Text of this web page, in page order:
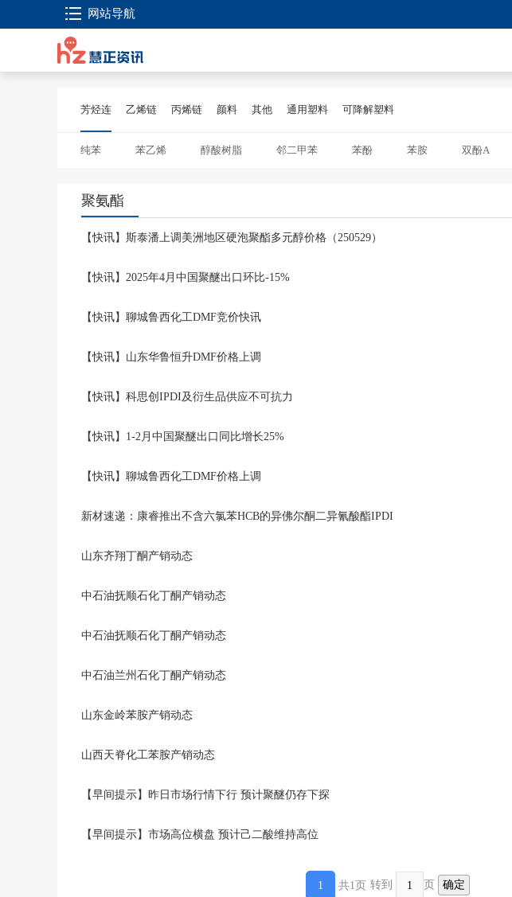
网站导航
芳烃连 乙烯链 丙烯链 颜料 其他 通用塑料 可降解塑料
纯苯 苯乙烯 醇酸树脂 邻二甲苯 苯酚 苯胺 双酚A
聚氨酯
【快讯】斯泰潘上调美洲地区硬泡聚酯多元醇价格（250529）
【快讯】2025年4月中国聚醚出口环比-15%
【快讯】聊城鲁西化工DMF竞价快讯
【快讯】山东华鲁恒升DMF价格上调
【快讯】科思创IPDI及衍生品供应不可抗力
【快讯】1-2月中国聚醚出口同比增长25%
【快讯】聊城鲁西化工DMF价格上调
新材速递：康睿推出不含六氯苯HCB的异佛尔酮二异氰酸酯IPDI
山东齐翔丁酮产销动态
中石油抚顺石化丁酮产销动态
中石油抚顺石化丁酮产销动态
中石油兰州石化丁酮产销动态
山东金岭苯胺产销动态
山西天脊化工苯胺产销动态
【早间提示】昨日市场行情下行 预计聚醚仍存下探
【早间提示】市场高位横盘 预计己二酸维持高位
1 共1页 转到 页